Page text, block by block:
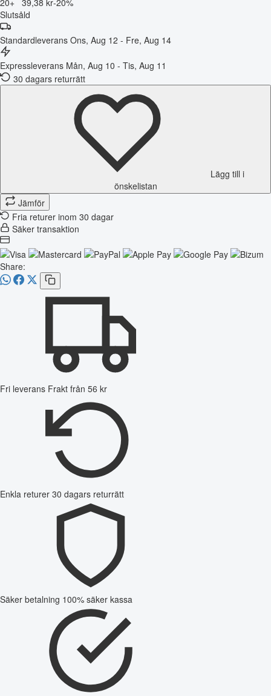
Slutsåld
Standardleverans Ons, Aug 12 - Fre, Aug 14
Expressleverans Mån, Aug 10 - Tis, Aug 11
30 dagars returrätt
Lägg till i
önskelistan
Jämför
Fria returer inom 30 dagar
Säker transaktion
Share:
Fri leverans Frakt från 56 kr
Enkla returer 30 dagars returrätt
Säker betalning 100% säker kassa